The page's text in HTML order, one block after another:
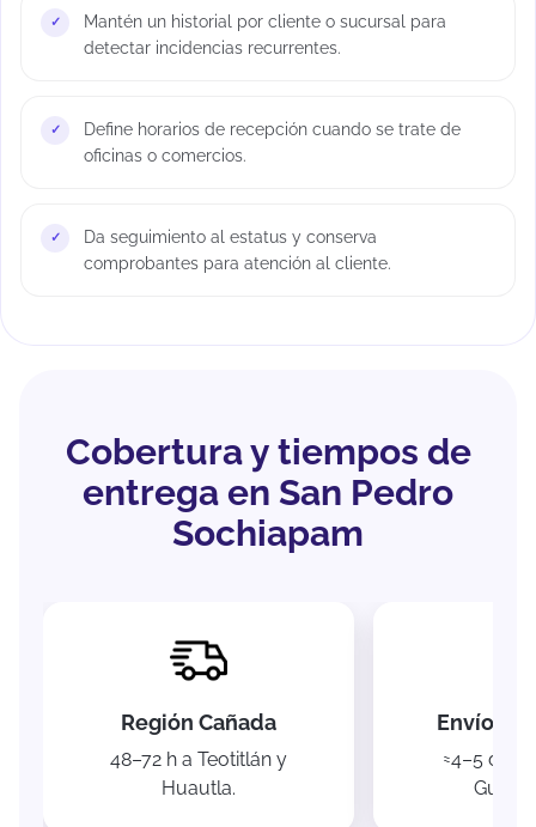
Mantén un historial por cliente o sucursal para
detectar incidencias recurrentes.
Define horarios de recepción cuando se trate de
oficinas o comercios.
Da seguimiento al estatus y conserva
comprobantes para atención al cliente.
Cobertura y tiempos de
entrega en San Pedro
Sochiapam
Región Cañada
48–72 h a Teotitlán y
Huautla.
Envíos
≈4–5 días